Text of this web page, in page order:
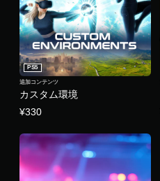
カスタム環境
PS5
追加コンテンツ
¥330